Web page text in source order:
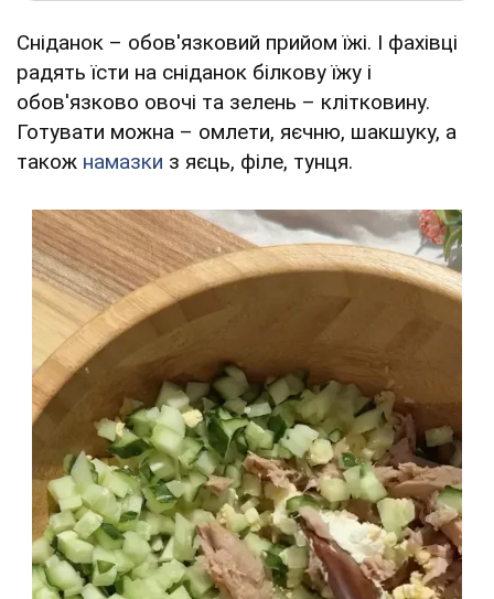
Сніданок – обов'язковий прийом їжі. І фахівці
радять їсти на сніданок білкову їжу і
обов'язково овочі та зелень – клітковину.
Готувати можна – омлети, яєчню, шакшуку, а
також намазки з яєць, філе, тунця.